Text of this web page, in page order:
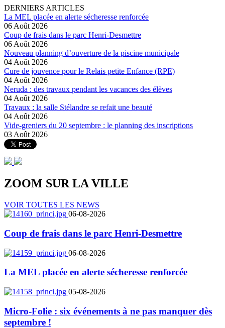
DERNIERS ARTICLES
La MEL placée en alerte sécheresse renforcée
06 Août 2026
Coup de frais dans le parc Henri-Desmettre
06 Août 2026
Nouveau planning d’ouverture de la piscine municipale
04 Août 2026
Cure de jouvence pour le Relais petite Enfance (RPE)
04 Août 2026
Neruda : des travaux pendant les vacances des élèves
04 Août 2026
Travaux : la salle Stélandre se refait une beauté
04 Août 2026
Vide-greniers du 20 septembre : le planning des inscriptions
03 Août 2026
ZOOM SUR LAVILLE
VOIR TOUTES LES NEWS
06-08-2026
Coup de frais dans le parc Henri-Desmettre
06-08-2026
La MEL placée en alerte sécheresse renforcée
05-08-2026
Micro-Folie : six événements à ne pas manquer dès
septembre !